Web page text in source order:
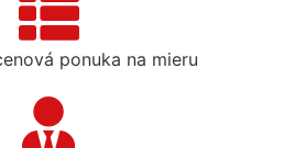
ponuka na mieru